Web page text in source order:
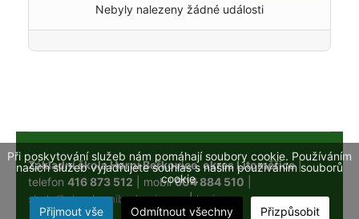
Nebyly nalezeny žádné události
Základní škola Horní Beřkovice, okres Litoměřice|
telefon 416 873 512 | mobil604 884 510
skola@obechorniberkovice.cz|login
Při poskytování služeb nám pomáhají soubory cookie. Používáním
našich služeb vyjadřujete souhlas s naším používáním souborů
cookie.
Přijmout vše Odmítnout všechny Přizpůsobit